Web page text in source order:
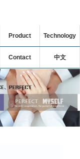
Product Technology
Contact 中文